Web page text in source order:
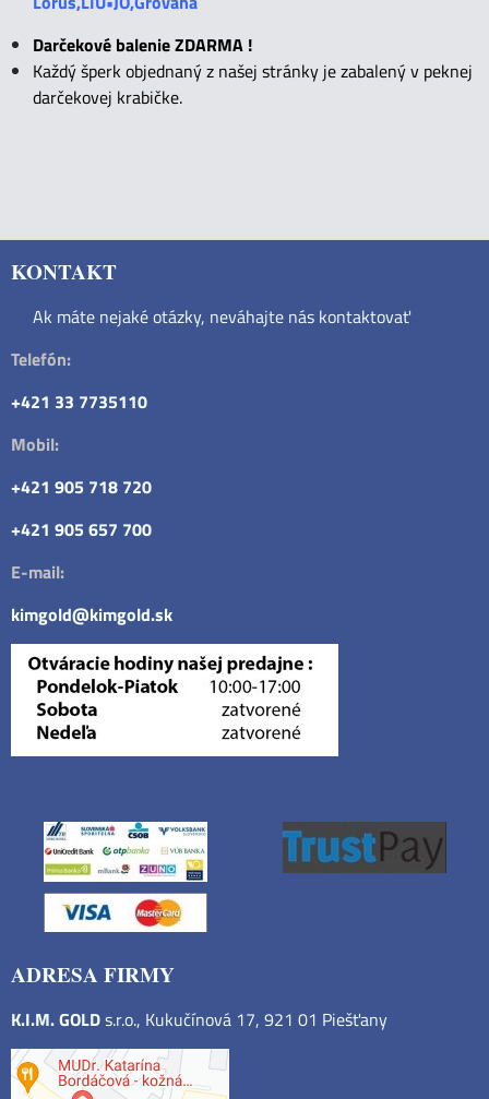
Darčekové balenie ZDARMA !
Každý šperk objednaný z našej stránky je zabalený v peknej
darčekovej krabičke.
KONTAKT
Ak máte nejaké otázky, neváhajte nás kontaktovať
Telefón:
+421 33 7735110
Mobil:
+421 905 718 720
+421 905 657 700
E-mail:
kimgold@kimgold.sk
ADRESA FIRMY
K.I.M. GOLDs.r.o., Kukučínová 17, 921 01 Piešťany